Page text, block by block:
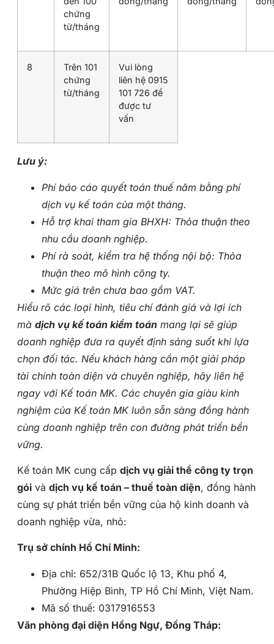
chứng
từ/tháng
8
Trên 101
chứng
từ/tháng
Vui lòng
liên hệ 0915
101 726 để
được tư
vấn
Lưu ý:
Phí báo cáo quyết toán thuế năm bằng phí
dịch vụ kế toán của một tháng.
Hỗ trợ khai tham gia BHXH: Thỏa thuận theo
nhu cầu doanh nghiệp.
Phí rà soát, kiểm tra hệ thống nội bộ: Thỏa
thuận theo mô hình công ty.
Mức giá trên chưa bao gồm VAT.
Hiểu rõ các loại hình, tiêu chí đánh giá và lợi ích
mà dịch vụ kế toán kiểm toán mang lại sẽ giúp
doanh nghiệp đưa ra quyết định sáng suốt khi lựa
chọn đối tác. Nếu khách hàng cần một giải pháp
tài chính toàn diện và chuyên nghiệp, hãy liên hệ
ngay với Kế toán MK. Các chuyên gia giàu kinh
nghiệm của Kế toán MK luôn sẵn sàng đồng hành
cùng doanh nghiệp trên con đường phát triển bền
vững.
Kế toán MK cung cấp dịch vụ giải thể công ty trọn
gói và dịch vụ kế toán – thuế toàn diện, đồng hành
cùng sự phát triển bền vững của hộ kinh doanh và
doanh nghiệp vừa, nhỏ:
Trụ sở chính Hồ Chí Minh:
Địa chỉ: 652/31B Quốc lộ 13, Khu phố 4,
Phường Hiệp Bình, TP Hồ Chí Minh, Việt Nam.
Mã số thuế: 0317916553
Văn phòng đại diện Hồng Ngự, Đồng Tháp: